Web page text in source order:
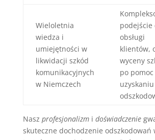
Wieloletnia
wiedza i
umiejętności w
likwidacji szkód
komunikacyjnych
w Niemczech
podejście
obsługi
klientów,
wyceny
po
uzyskaniu
Nasz profesjonalizmi doświadczenie
skuteczne dochodzenie odszkodowań